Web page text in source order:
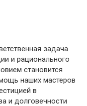
задача.
и рационального
становится
наших мастеров
в
и долговечности